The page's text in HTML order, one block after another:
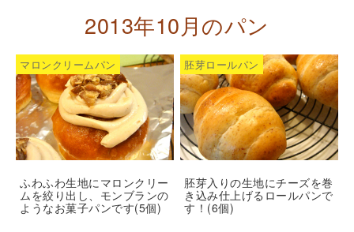
2013年10月のパン
マロンクリームパン
ふわふわ生地にマロンクリー
ムを絞り出し、モンブランの
ようなお菓子パンです(5個)
胚芽ロールパン
胚芽入りの生地にチーズを巻
き込み仕上げるロールパンで
す！(6個)